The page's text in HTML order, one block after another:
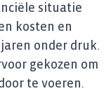
situatie
kosten en
onder druk.
gekozen om
te voeren.